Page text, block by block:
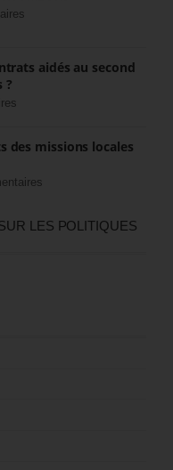
aidés au second
?
des missions locales
LES POLITIQUES